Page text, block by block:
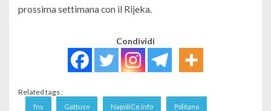
prossima settimana con il Rijeka.
Condividi
Related tags :
fns Gattuso NapoliCe.info Politano